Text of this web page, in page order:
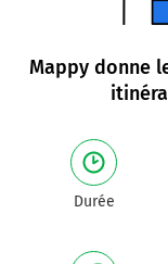
Mappy donne
Durée